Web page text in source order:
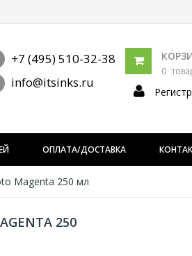
+7 (495) 510-32-38
info@itsinks.ru
0
ОПЛАТА/ДОСТАВКА
Magenta 250 мл
250